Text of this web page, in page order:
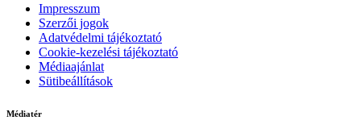
Impresszum
Szerzői jogok
Adatvédelmi tájékoztató
Cookie-kezelési tájékoztató
Médiaajánlat
Sütibeállítások
Médiatér